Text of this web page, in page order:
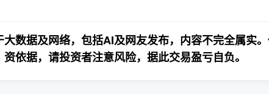
数据及网络，包括AI及网友发布，内容不完全属实
资依据，请投资者注意风险，据此交易盈亏自负。